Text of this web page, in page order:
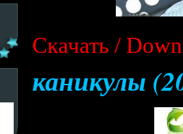
Cкачать /
каникулы